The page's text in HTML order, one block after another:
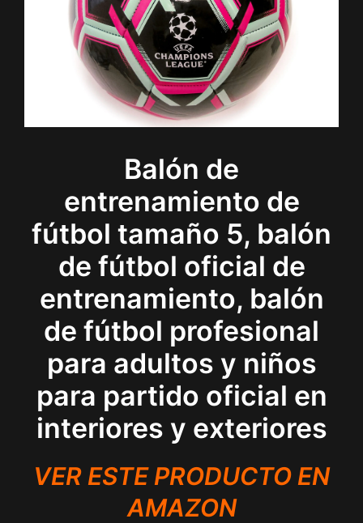
Balón de
entrenamiento de
fútbol tamaño 5, balón
de fútbol oficial de
entrenamiento, balón
de fútbol profesional
para adultos y niños
para partido oficial en
interiores y exteriores
VER ESTE PRODUCTO EN
AMAZON